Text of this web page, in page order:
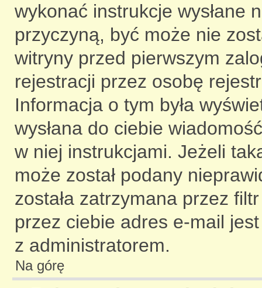
wykonać instrukcje wysłane
przyczyną, być może nie
witryny przed pierwszym
rejestracji przez osobę
Informacja o tym była
wysłana do ciebie
w niej instrukcjami. Jeżeli
może został podany
została zatrzymana przez
przez ciebie adres e-mail
z administratorem.
Na górę